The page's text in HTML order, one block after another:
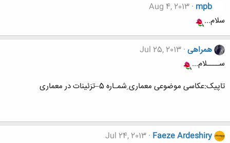
mpb
Aug 4, 2013
سلام...
همراهی Jul 25, 2013
ســــلام...
تاپیک:عکاسی موضوعی معماری ِشمـاره 5–تزئینات در معماری
Faeze Ardeshiry
Jul 24, 2013